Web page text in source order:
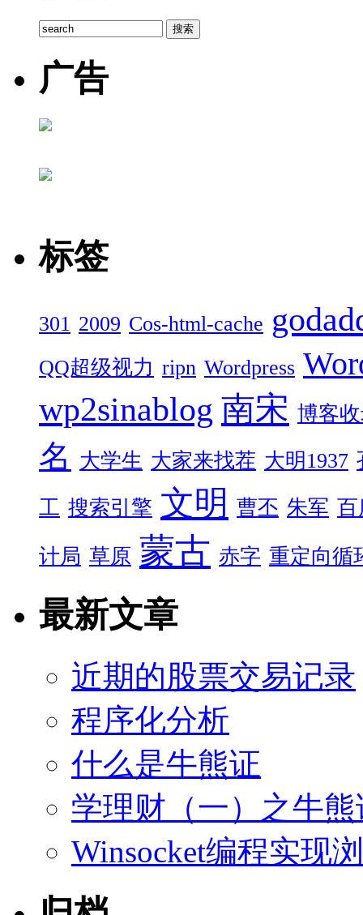
广告
标签
301 2009 Cos-html-cache
QQ超级视力 ripn Wordpress
wp2sinablog 南宋 博客
名 大学生 大家来找茬 大明1937
工 搜索引擎 文明 曹丕 朱军 百
计局 草原 蒙古 赤字 重定向循
最新文章
近期的股票交易记录
程序化分析
什么是牛熊证
学理财（一）之牛
Winsocket编程实现